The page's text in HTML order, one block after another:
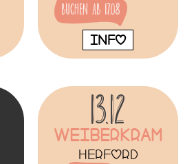
buchen ab 17.08
INFO
13.12
Weiberkram
Herford